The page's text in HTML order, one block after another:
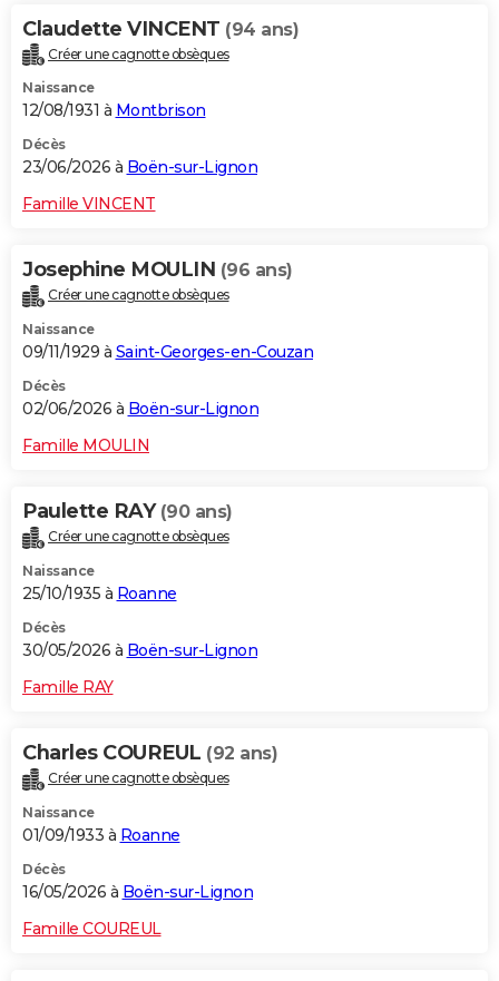
Claudette VINCENT (94 ans)
Créer une cagnotte obsèques
Naissance
12/08/1931 à Montbrison
Décès
23/06/2026 à Boën-sur-Lignon
Famille VINCENT
Josephine MOULIN (96 ans)
Créer une cagnotte obsèques
Naissance
09/11/1929 à Saint-Georges-en-Couzan
Décès
02/06/2026 à Boën-sur-Lignon
Famille MOULIN
Paulette RAY (90 ans)
Créer une cagnotte obsèques
Naissance
25/10/1935 à Roanne
Décès
30/05/2026 à Boën-sur-Lignon
Famille RAY
Charles COUREUL (92 ans)
Créer une cagnotte obsèques
Naissance
01/09/1933 à Roanne
Décès
16/05/2026 à Boën-sur-Lignon
Famille COUREUL